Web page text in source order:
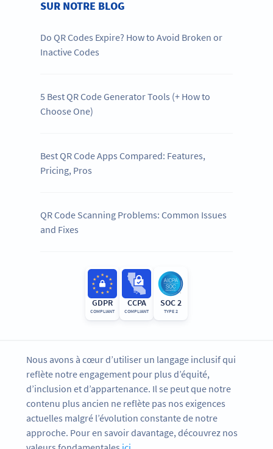
SUR NOTRE BLOG
Do QR Codes Expire? How to Avoid Broken or
Inactive Codes
5 Best QR Code Generator Tools (+ How to
Choose One)
Best QR Code Apps Compared: Features,
Pricing, Pros
QR Code Scanning Problems: Common Issues
and Fixes
GDPR
COMPLIANT
CCPA
COMPLIANT
SOC 2
TYPE 2
Nous avons à cœur d’utiliser un langage inclusif qui
reflète notre engagement pour plus d’équité,
d’inclusion et d’appartenance. Il se peut que notre
contenu plus ancien ne reflète pas nos exigences
actuelles malgré l’évolution constante de notre
approche. Pour en savoir davantage, découvrez nos